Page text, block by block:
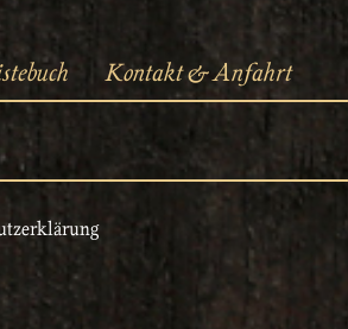
Kontakt & Anfahrt